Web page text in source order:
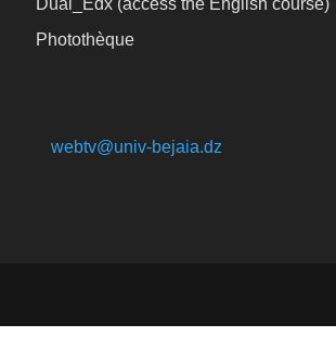
Dual_Edx (access the English course)
Photothèque
webtv@univ-bejaia.dz